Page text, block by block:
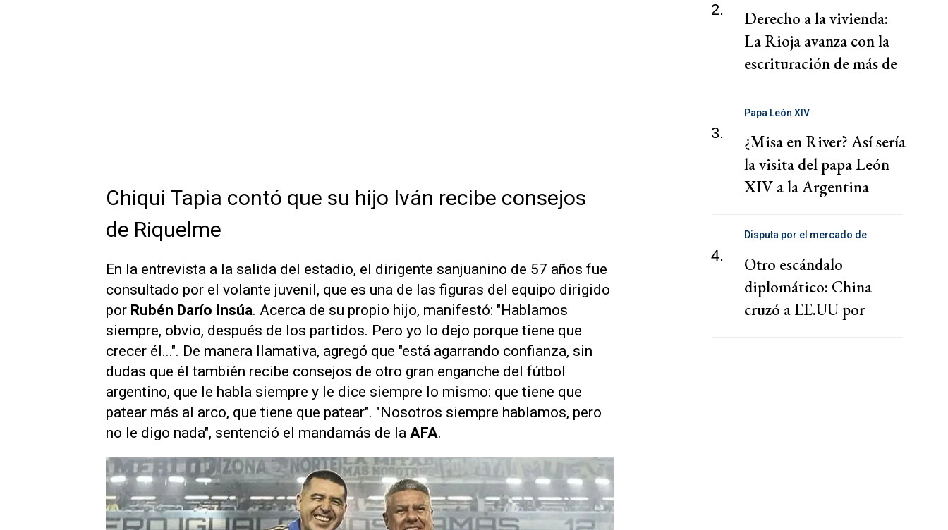
Chiqui Tapia contó que su hijo Iván recibe consejos
de Riquelme
En la entrevista a la salida del estadio, el dirigente sanjuanino de 57 años fue
consultado por el volante juvenil, que es una de las figuras del equipo dirigido
por Rubén Darío Insúa. Acerca de su propio hijo, manifestó: "Hablamos
siempre, obvio, después de los partidos. Pero yo lo dejo porque tiene que
crecer él...". De manera llamativa, agregó que "está agarrando confianza, sin
dudas que él también recibe consejos de otro gran enganche del fútbol
argentino, que le habla siempre y le dice siempre lo mismo: que tiene que
patear más al arco, que tiene que patear". "Nosotros siempre hablamos, pero
no le digo nada", sentenció el mandamás de la AFA.
2.
Derecho a la vivienda:
La Rioja avanza con la
escrituración de más de
3.
Papa León XIV
¿Misa en River? Así sería
la visita del papa León
XIV a la Argentina
4.
Disputa por el mercado de
Otro escándalo
diplomático: China
cruzó a EE.UU por